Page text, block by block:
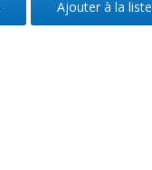
Ajouter à la liste